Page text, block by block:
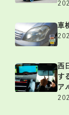
車
西
す
ア